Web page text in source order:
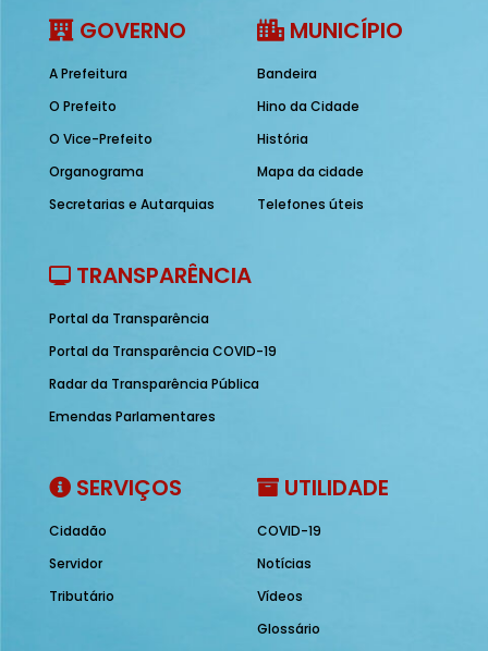
GOVERNO
A Prefeitura
O Prefeito
O Vice-Prefeito
Organograma
Secretarias e Autarquias
MUNICÍPIO
Bandeira
Hino da Cidade
História
Mapa da cidade
Telefones úteis
TRANSPARÊNCIA
Portal da Transparência
Portal da Transparência COVID-19
Radar da Transparência Pública
Emendas Parlamentares
SERVIÇOS
Cidadão
Servidor
Tributário
UTILIDADE
COVID-19
Notícias
Vídeos
Glossário